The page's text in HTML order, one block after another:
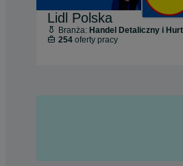
Lidl Polska
Branża: Handel Detaliczny i
254oferty pracy